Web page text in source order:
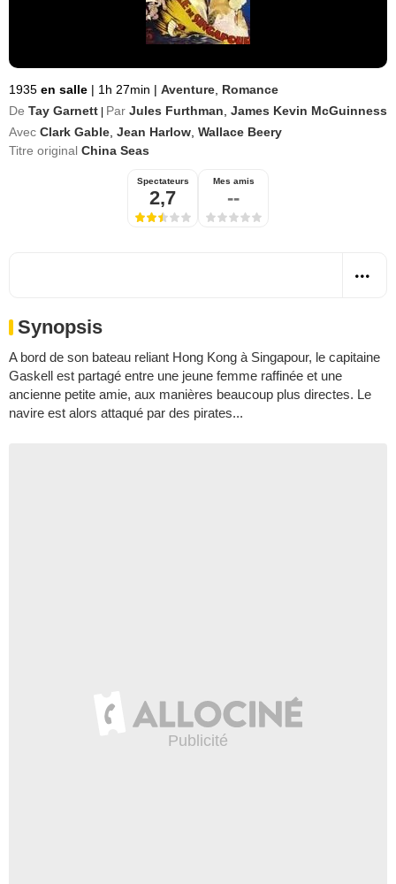
1935 en salle | 1h 27min | Aventure Romance
De Tay Garnett Par Jules Furthman James Kevin McGuinness
Avec Clark Gable Jean Harlow Wallace Beery
Titre original China Seas
Spectateurs
2,7
Mes amis
--
Synopsis
A bord de son bateau reliant Hong Kong à Singapour, le capitaine
Gaskell est partagé entre une jeune femme raffinée et une
ancienne petite amie, aux manières beaucoup plus directes. Le
navire est alors attaqué par des pirates...